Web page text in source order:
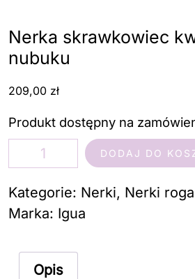
Nerka skrawkowiec
nubuku
209,00 zł
Produkt dostępny na
Nerka
skrawkowiec
kwaitki
nubuku
DODAJ DO
Kategorie: Nerki, Nerki
Marka: Igua
Opis